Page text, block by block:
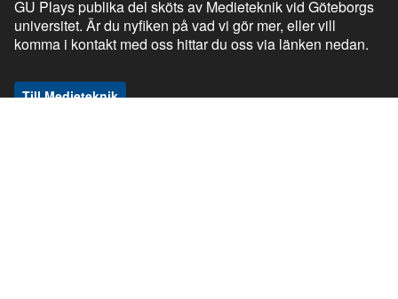
GU Plays publika del sköts av Medieteknik vid Göteborgs
universitet. Är du nyfiken på vad vi gör mer, eller vill
komma i kontakt med oss hittar du oss via länken nedan.
Till Medieteknik